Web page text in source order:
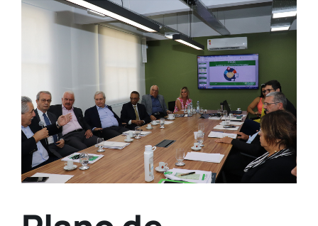
View
Larger